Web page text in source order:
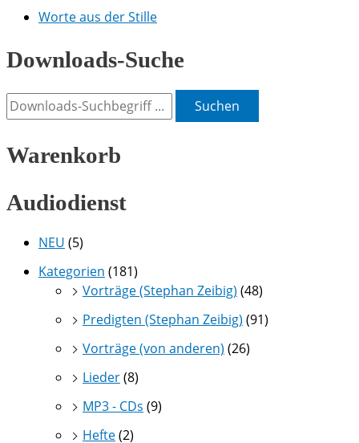
Worte aus der Stille
Downloads-Suche
Suchen
Warenkorb
Audiodienst
NEU (5)
Kategorien (181)
Vorträge (Stephan Zeibig) (48)
Predigten (Stephan Zeibig) (91)
Vorträge (von anderen) (26)
Lieder(8)
MP3 - CDs (9)
Hefte(2)